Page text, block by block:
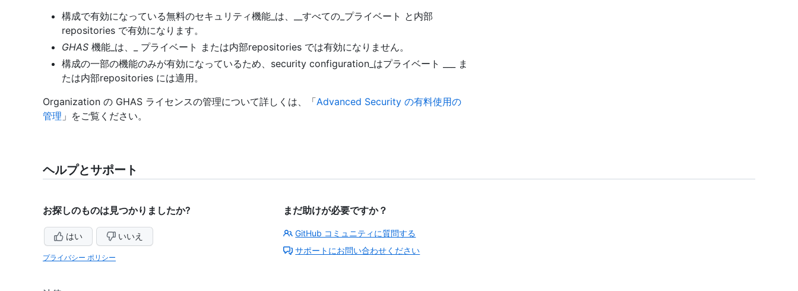
構成で有効になっている無料のセキュリティ機能_は、__すべての_プライベート と内部
repositories で有効になります。
GHAS 機能_は、_ プライベート または内部repositories では有効になりません。
構成の一部の機能のみが有効になっているため、security configuration_はプライベート ___ ま
たは内部repositories には適用。
Organization の GHAS ライセンスの管理について詳しくは、「Advanced Security の有料使用の
管理 」をご覧ください。
ヘルプとサポート
お探しのものは見つかりましたか?
はい いいえ
プライバシー ポリシー
まだ助けが必要ですか？
GitHub コミュニティに質問する
サポートにお問い合わせください